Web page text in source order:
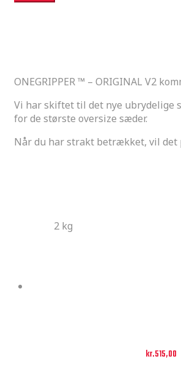
v2
ONEGRIPPER ™ – ORIGINAL V2
Vi har skiftet til det nye ubrydelige
for de største oversize sæder.
Når du har strakt betrækket, vil det
2 kg
kr.515,00